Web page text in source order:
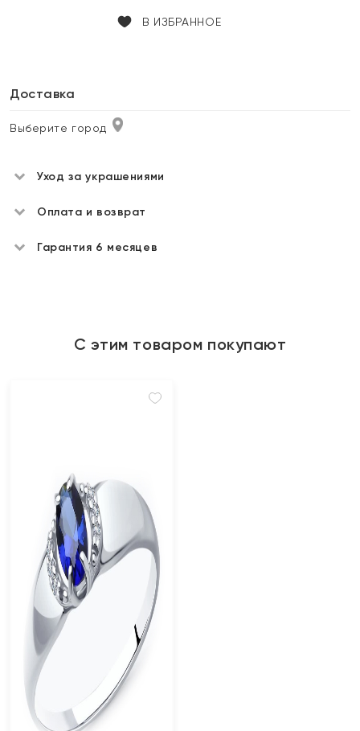
В ИЗБРАННОЕ
Доставка
Выберите город
Уход за украшениями
Оплата и возврат
Гарантия 6 месяцев
С этим товаром покупают